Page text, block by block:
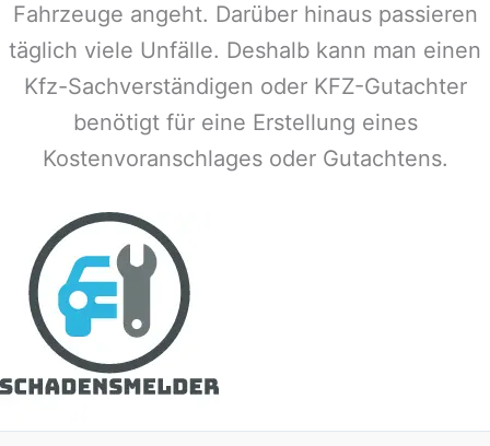
Fahrzeuge angeht. Darüber hinaus passieren
täglich viele Unfälle. Deshalb kann man einen
Kfz-Sachverständigen oder KFZ-Gutachter
benötigt für eine Erstellung eines
Kostenvoranschlages oder Gutachtens.